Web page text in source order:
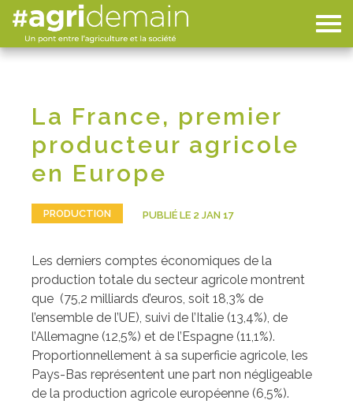
La France, premier
producteur agricole
en Europe
PRODUCTION PUBLIÉ LE 2 JAN 17
Les derniers comptes économiques de la
production totale du secteur agricole montrent
que (75,2 milliards d’euros, soit 18,3% de
l’ensemble de l’UE), suivi de l’Italie (13,4%), de
l’Allemagne (12,5%) et de l’Espagne (11,1%).
Proportionnellement à sa superficie agricole, les
Pays-Bas représentent une part non négligeable
de la production agricole européenne (6,5%).